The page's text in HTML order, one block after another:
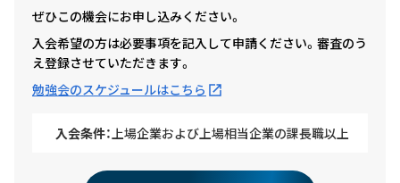
ぜひこの機会にお申し込みください。
入会希望の方は必要事項を記入して申請ください。審査のう
え登録させていただきます。
勉強会のスケジュールはこちら
入会条件：上場企業および上場相当企業の課長職以上